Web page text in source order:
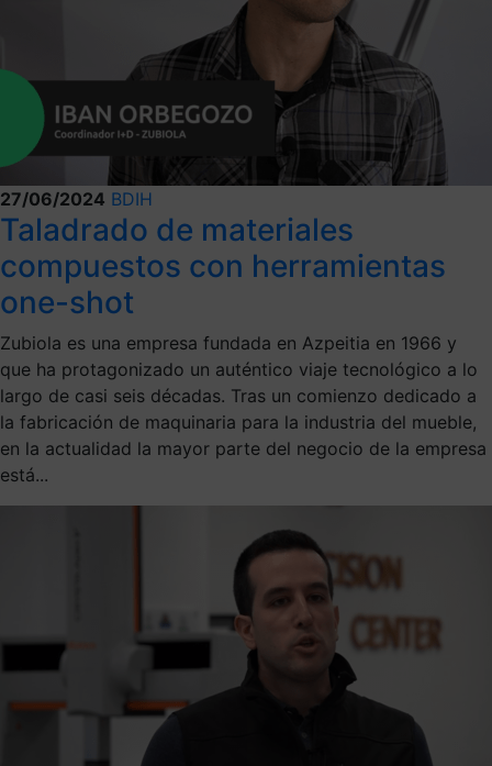
27/06/2024 BDIH
Taladrado de materiales
compuestos con herramientas
one-shot
Zubiola es una empresa fundada en Azpeitia en 1966 y
que ha protagonizado un auténtico viaje tecnológico a lo
largo de casi seis décadas. Tras un comienzo dedicado a
la fabricación de maquinaria para la industria del mueble,
en la actualidad la mayor parte del negocio de la empresa
está...